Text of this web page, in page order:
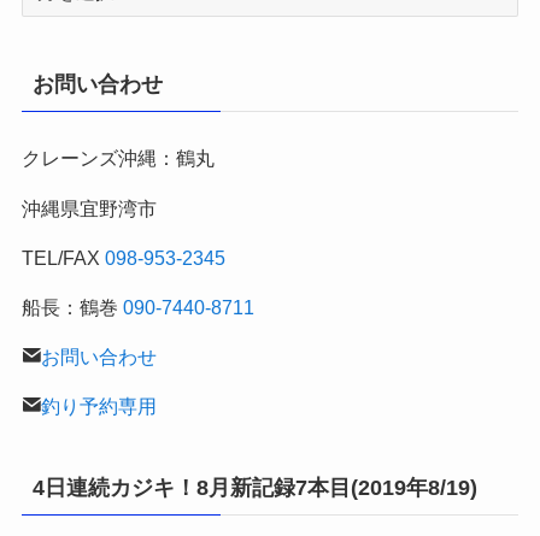
月
別
釣
記
お問い合わせ
クレーンズ沖縄：鶴丸
沖縄県宜野湾市
TEL/FAX 098-953-2345
船長：鶴巻 090-7440-8711
お問い合わせ
釣り予約専用
4日連続カジキ！8月新記録7本目(2019年8/19)